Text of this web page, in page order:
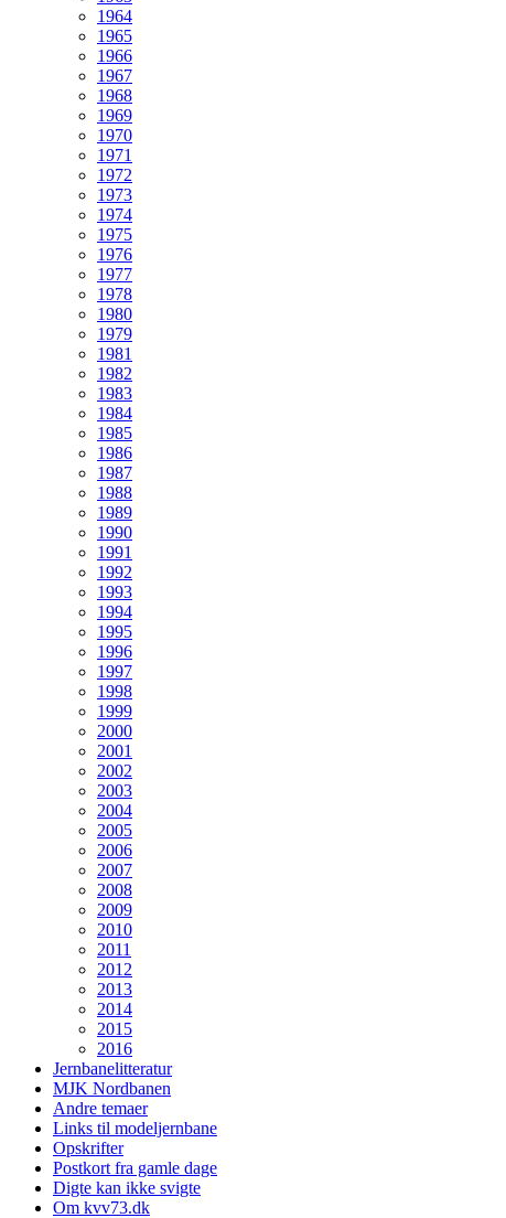
1964
1965
1966
1967
1968
1969
1970
1971
1972
1973
1974
1975
1976
1977
1978
1980
1979
1981
1982
1983
1984
1985
1986
1987
1988
1989
1990
1991
1992
1993
1994
1995
1996
1997
1998
1999
2000
2001
2002
2003
2004
2005
2006
2007
2008
2009
2010
2011
2012
2013
2014
2015
2016
Jernbanelitteratur
MJK Nordbanen
Andre temaer
Links til modeljernbane
Opskrifter
Postkort fra gamle dage
Digte kan ikke svigte
Om kvv73.dk